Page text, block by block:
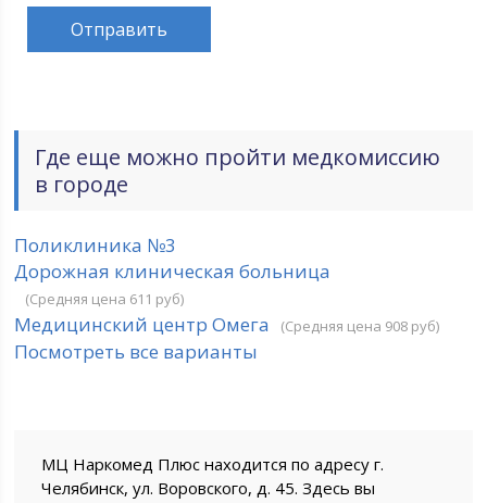
Где еще можно пройти медкомиссию
в городе
Поликлиника №3
Дорожная клиническая больница
(Средняя цена 611 руб)
Медицинский центр Омега (Средняя цена 908 руб)
Посмотреть все варианты
МЦ Наркомед Плюс находится по адресу г.
Челябинск, ул. Воровского, д. 45. Здесь вы